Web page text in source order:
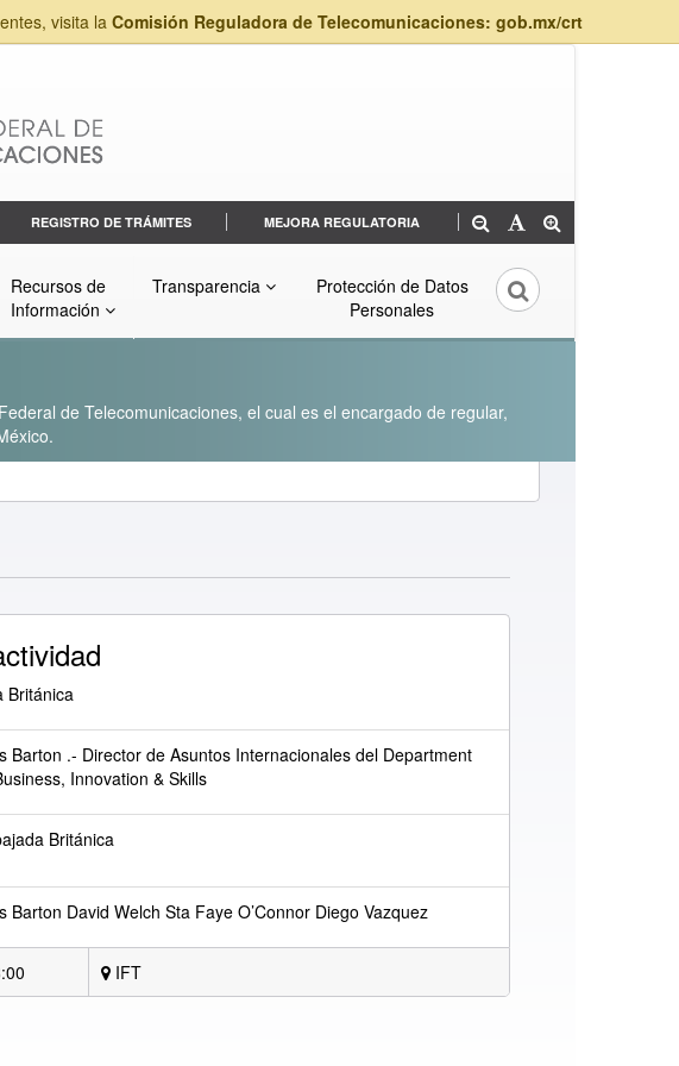
visita la Comisión Reguladora de Telecomunicaciones: gob.mx/crt
REGISTRO DE TRÁMITES MEJORA REGULATORIA
Recursos de
Información
Transparencia
Protección de Datos
Personales
de Telecomunicaciones, el cual es el encargado de regular,
Británica
Barton .- Director de Asuntos Internacionales del Department
Innovation & Skills
Británica
Barton David Welch Sta Faye O’Connor Diego Vazquez
IFT